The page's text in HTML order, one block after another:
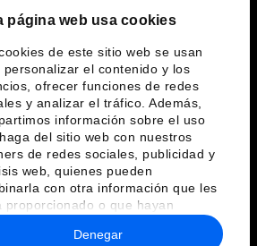
página web usa cookies
de este sitio web se usan
personalizar el contenido y los
ofrecer funciones de redes
y analizar el tráfico. Además,
información sobre el uso
del sitio web con nuestros
de redes sociales, publicidad y
web, quienes pueden
con otra información que les
proporcionado o que hayan
a partir del uso que haya
de sus servicios.
Denegar
Foro
idiomas